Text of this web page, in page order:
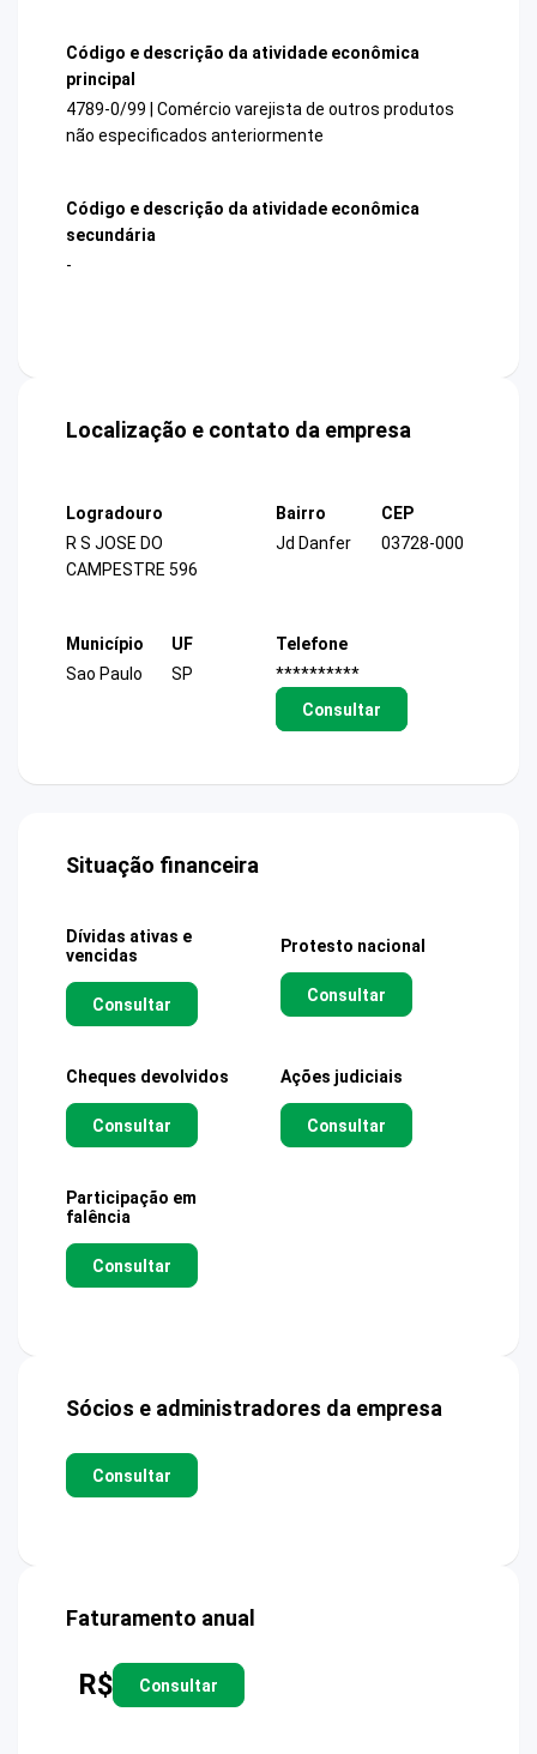
Código e descrição da atividade econômica
principal
4789-0/99 | Comércio varejista de outros produtos
não especificados anteriormente
Código e descrição da atividade econômica
secundária
-
Localização e contato da empresa
Logradouro
R S JOSE DO
CAMPESTRE 596
Bairro
Jd Danfer
CEP
03728-000
Município
Sao Paulo
UF
SP
Telefone
**********
Consultar
Situação financeira
Dívidas ativas e
vencidas
Consultar
Protesto nacional
Consultar
Cheques devolvidos
Consultar
Ações judiciais
Consultar
Participação em
falência
Consultar
Sócios e administradores da empresa
Consultar
Faturamento anual
R$ Consultar